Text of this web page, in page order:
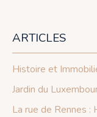
ARTICLES
Histoire et
Jardin du
La rue de Rennes :